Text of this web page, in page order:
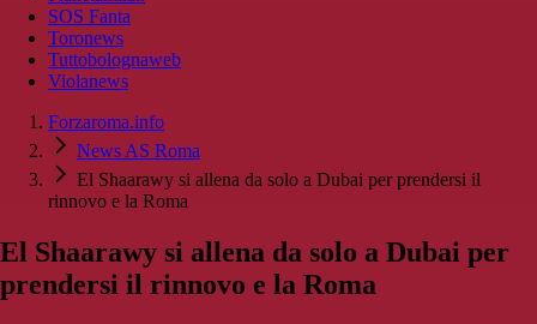
SOS Fanta
Toronews
Tuttobolognaweb
Violanews
Forzaroma.info
News AS Roma
El Shaarawy si allena da solo a Dubai per prendersi il
rinnovo e la Roma
El Shaarawy si allena da solo a Dubai per
prendersi il rinnovo e la Roma